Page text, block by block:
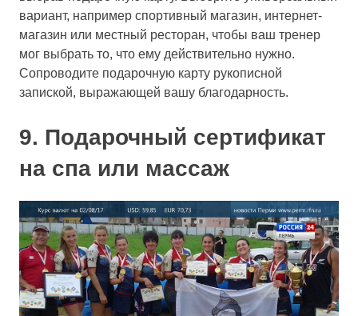
вариант, например спортивный магазин, интернет-
магазин или местный ресторан, чтобы ваш тренер
мог выбрать то, что ему действительно нужно.
Сопроводите подарочную карту рукописной
запиской, выражающей вашу благодарность.
9. Подарочный сертификат
на спа или массаж